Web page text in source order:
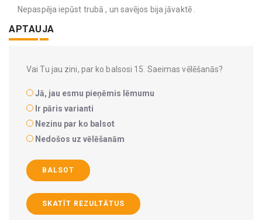
Nepaspēja iepūst trubā , un savējos bija jāvaktē .
APTAUJA
Vai Tu jau zini, par ko balsosi 15. Saeimas vēlēšanās?
Jā, jau esmu pieņēmis lēmumu
Ir pāris varianti
Nezinu par ko balsot
Nedošos uz vēlēšanām
BALSOT
SKATĪT REZULTĀTUS